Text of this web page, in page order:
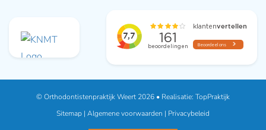
© Orthodontistenpraktijk Weert 2026 • Realisatie: TopPraktijk
Sitemap | Algemene voorwaarden | Privacybeleid